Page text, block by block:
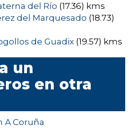
del Río (17.36) kms
del Marquesado (18.73)
de Guadix (19.57) kms
un
en otra
A Coruña